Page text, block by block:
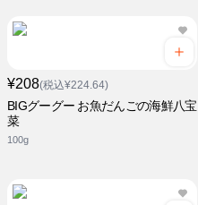
¥208(税込¥224.64)
BIGグーグー お魚だんごの海鮮八宝
菜
100g